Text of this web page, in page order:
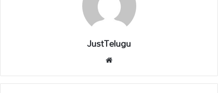
JustTelugu
te